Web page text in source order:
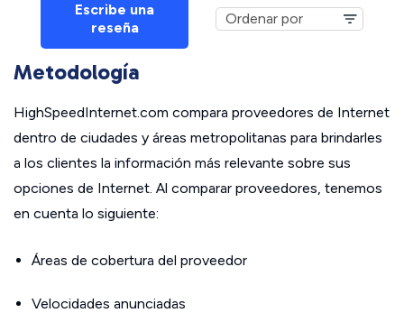
Escribe una
reseña
Metodología
HighSpeedInternet.com compara proveedores de Internet
dentro de ciudades y áreas metropolitanas para brindarles
a los clientes la información más relevante sobre sus
opciones de Internet. Al comparar proveedores, tenemos
en cuenta lo siguiente:
Áreas de cobertura del proveedor
Velocidades anunciadas